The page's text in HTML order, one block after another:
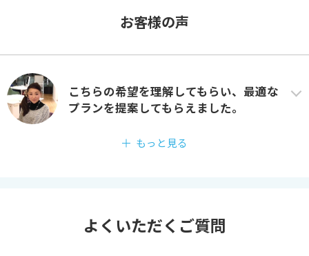
お客様の声
こちらの希望を理解してもらい、最適な
プランを提案してもらえました。
もっと見る
よくいただくご質問